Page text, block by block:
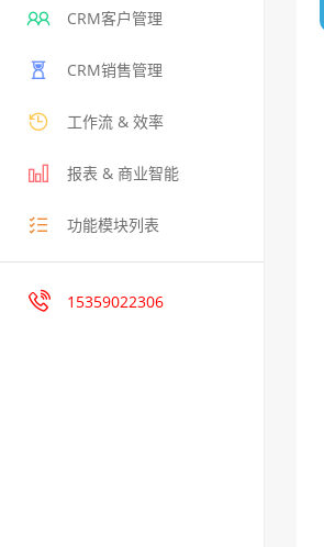
CRM客户管理
CRM销售管理
工作流 & 效率
报表 & 商业智能
功能模块列表
15359022306